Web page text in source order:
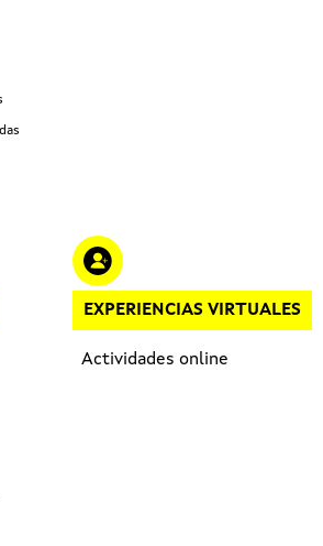
EXPERIENCIAS VIRTUALES
Actividades online